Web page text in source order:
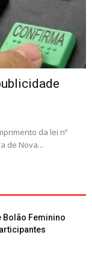
da lei nº
de Nova...
Bolão Feminino